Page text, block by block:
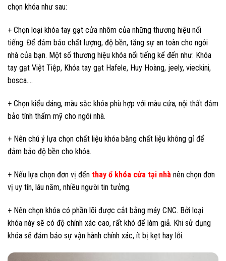
chọn khóa như sau:
+ Chọn loại khóa tay gạt cửa nhôm của những thương hiệu nổi
tiếng. Để đảm bảo chất lượng, độ bền, tăng sự an toàn cho ngôi
nhà của bạn. Một số thương hiệu khóa nổi tiếng kể đến như: Khóa
tay gạt Việt Tiệp, Khóa tay gạt Hafele, Huy Hoàng, jeely, vieckini,
bosca….
+ Chọn kiểu dáng, màu sắc khóa phù hợp với màu cửa, nội thất đảm
bảo tính thẩm mỹ cho ngôi nhà.
+ Nên chú ý lựa chọn chất liệu khóa bằng chất liệu không gỉ để
đảm bảo độ bền cho khóa.
+ Nếu lựa chọn đơn vị đến thay ổ khóa cửa tại nhà nên chọn đơn
vị uy tín, lâu năm, nhiều người tin tưởng.
+ Nên chọn khóa có phần lõi được cắt bằng máy CNC. Bởi loại
khóa này sẽ có độ chính xác cao, rất khó để làm giả. Khi sử dụng
khóa sẽ đảm bảo sự vận hành chính xác, ít bị kẹt hay lỗi.